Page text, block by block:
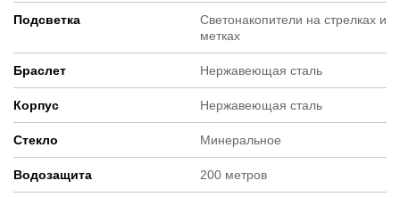
Подсветка
Светонакопители на стрелках и
метках
Браслет Нержавеющая сталь
Корпус Нержавеющая сталь
Стекло Минеральное
Водозащита 200 метров